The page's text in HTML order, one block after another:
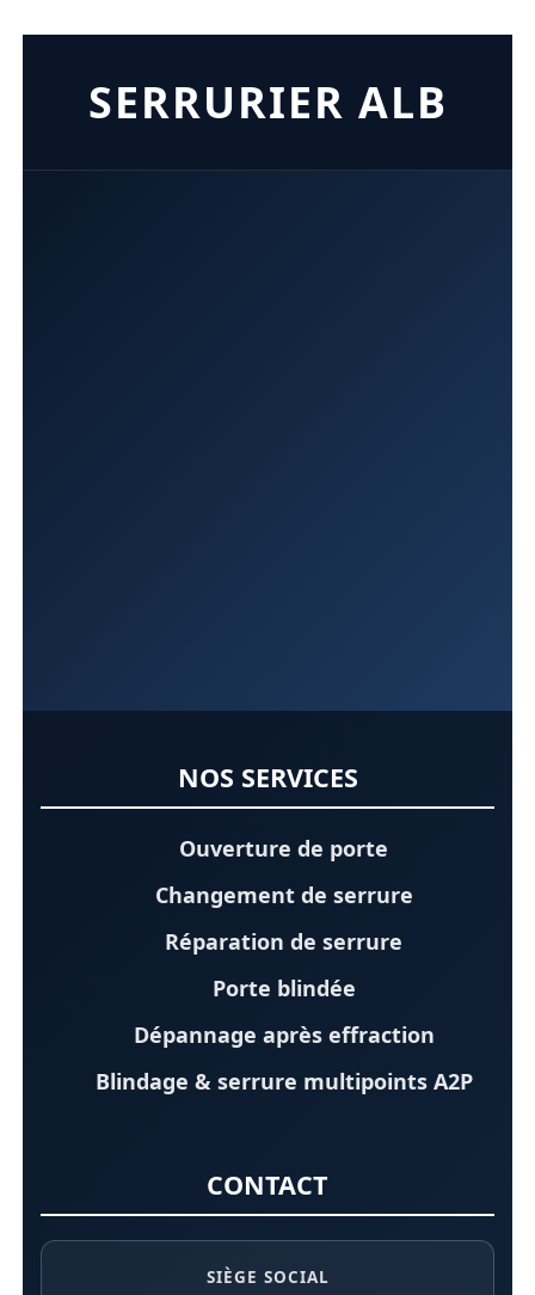
SERRURIER ALB
NOS SERVICES
Ouverture de porte
Changement de serrure
Réparation de serrure
Porte blindée
Dépannage après effraction
Blindage & serrure multipoints A2P
CONTACT
SIÈGE SOCIAL